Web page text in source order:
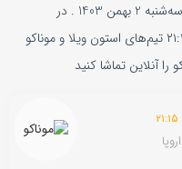
پخش زنده بازی استون ویلا و موناکو امروز سه‌شنبه 2 بهمن 1403 . در
رقابت‌های لیگ قهرمانان اروپا و از ساعت ۲۱:۱۵ تیم‌های استون ویلا و موناکو
آنلاین تماشا کنید